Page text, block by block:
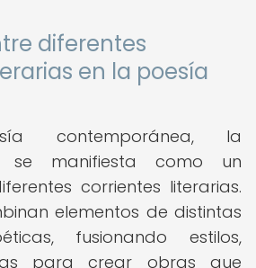
diferentes
en la poesía
contemporánea, la
se manifiesta como un
corrientes literarias.
elementos de distintas
fusionando estilos,
para crear obras que